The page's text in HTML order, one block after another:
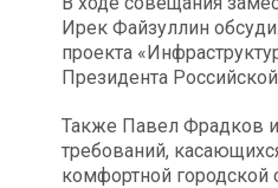
Ирек Файзуллин
проекта
Президента
Также Павел Фрадков
требований,
комфортной городской